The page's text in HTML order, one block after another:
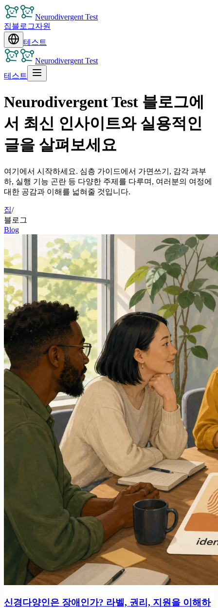
Neurodivergent Test
집블로그자원
테스트
Neurodivergent Test
테스트
Neurodivergent Test 블로그에
서 최신 인사이트와 실용적인
글을 살펴보세요
여기에서 시작하세요. 심층 가이드에서 가면쓰기, 감각 과부
하, 실행 기능 곤란 등 다양한 주제를 다루며, 여러분의 여정에
대한 공감과 이해를 넓혀줄 것입니다.
집/
블로그
Blog
신경다양인은 장애인가? 라벨, 권리, 지원을 이해하